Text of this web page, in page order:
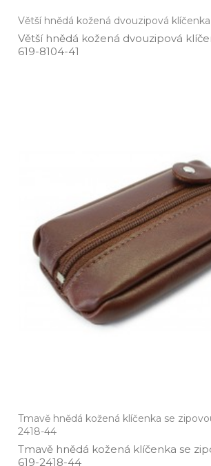
Větší hnědá kožená dvouzipová klíčenka
Větší hnědá kožená dvouzipová
619­-8104­-41
Tmavě hnědá kožená klíčenka se
2418-44
Tmavě hnědá kožená klíčenka se
619­-2418­-44